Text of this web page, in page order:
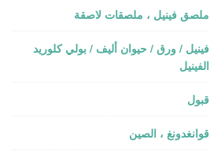
ملصق فينيل ، ملصقات لاصقة
فينيل / ورق / حيوان أليف / بولي كلوريد
الفينيل
قبول
قوانغدونغ ، الصين